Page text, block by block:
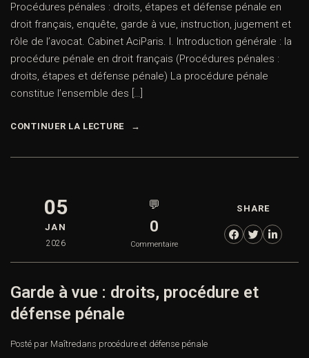
Procédures pénales : droits, étapes et défense pénale en
droit français, enquête, garde à vue, instruction, jugement et
rôle de l’avocat. Cabinet AciParis. I. Introduction générale : la
procédure pénale en droit français (Procédures pénales :
droits, étapes et défense pénale) La procédure pénale
constitue l’ensemble des […]
CONTINUER LA LECTURE
05
JAN
2026
💬
0
Commentaire
SHARE
Garde à vue : droits, procédure et
défense pénale
Posté par Maîtredans procédure et défense pénale